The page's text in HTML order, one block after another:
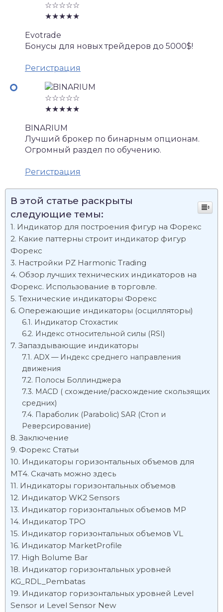
☆☆☆☆☆
★★★★★
Evotrade
Бонусы для новых трейдеров до 5000$!
Регистрация
☆☆☆☆☆
★★★★★
BINARIUM
Лучший брокер по бинарным опционам.
Огромный раздел по обучению.
Регистрация
В этой статье раскрыты
следующие темы:
Индикатор для построения фигур на Форекс
Какие паттерны строит индикатор фигур
Форекс
Настройки PZ Harmonic Trading
Обзор лучших технических индикаторов на
Форекс. Использование в торговле.
Технические индикаторы Форекс
Опережающие индикаторы (осцилляторы)
Индикатор Стохастик
Индекс относительной силы (RSI)
Запаздывающие индикаторы
ADX — Индекс среднего направления
движения
Полосы Боллинджера
MACD ( схождение/расхождение скользящих
средних)
Параболик (Parabolic) SAR (Стоп и
Реверсирование)
Заключение
Форекс Статьи
Индикаторы горизонтальных объемов для
МТ4. Скачать можно здесь
Индикаторы горизонтальных объемов
Индикатор WK2 Sensors
Индикатор горизонтальных объемов МР
Индикатор ТРО
Индикатор горизонтальных объемов VL
Индикатор MarketProfile
High Bolume Bar
Индикатор горизонтальных уровней
KG_RDL_Pembatas
Индикатор горизонтальных уровней Level
Sensor и Level Sensor New